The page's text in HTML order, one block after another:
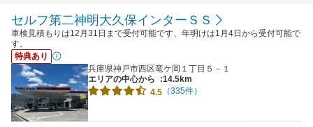
セルフ第二神明大久保インターＳＳ
車検見積もりは12月31日まで受付可能です、年明けは1月4日から受付可能で
す。
特典あり
兵庫県神戸市西区竜ケ岡１丁目５－１
エリアの中心から
:14.5km
4.5 （335件）